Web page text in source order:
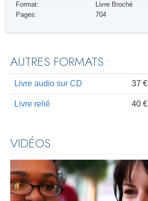
Format:
Livre Broché
Pages:
704
AUTRES FORMATS :
Livre audio sur CD 37 €
Livre relié 40 €
VIDÉOS